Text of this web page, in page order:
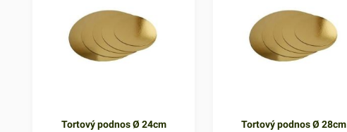
Tortový podnos Ø 24cm Tortový podnos Ø 28cm